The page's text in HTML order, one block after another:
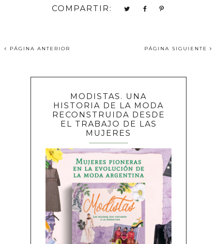
COMPARTIR:
PÁGINA ANTERIOR PÁGINA SIGUIENTE
MODISTAS. UNA
HISTORIA DE LA MODA
RECONSTRUIDA DESDE
EL TRABAJO DE LAS
MUJERES